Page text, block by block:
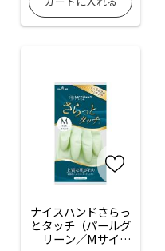
ナイスハンドさらっ
とタッチ（パールグ
リーン／Mサイ